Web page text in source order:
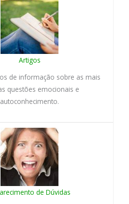
Artigos
de informação sobre as mais
questões emocionais e
autoconhecimento.
de Dúvidas